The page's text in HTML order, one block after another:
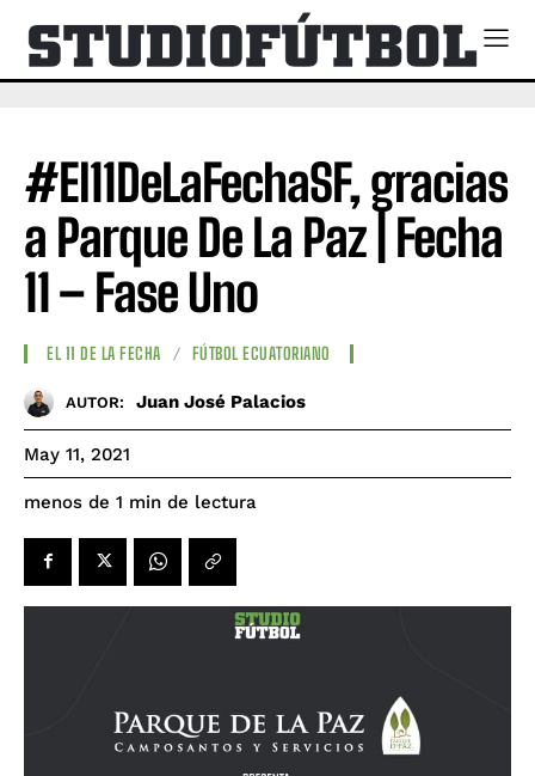
#El11DeLaFechaSF, gracias
a Parque De La Paz | Fecha
11 – Fase Uno
EL 11 DE LA FECHA FÚTBOL ECUATORIANO
AUTOR: Juan José Palacios
May 11, 2021
menos de 1 min de lectura